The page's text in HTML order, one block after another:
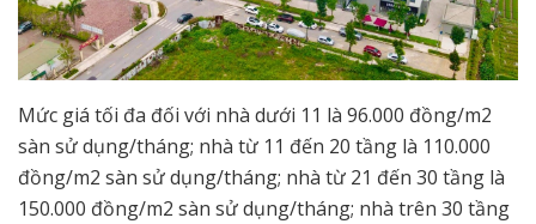
Mức giá tối đa đối với nhà dưới 11 là 96.000 đồng/m2
sàn sử dụng/tháng; nhà từ 11 đến 20 tầng là 110.000
đồng/m2 sàn sử dụng/tháng; nhà từ 21 đến 30 tầng là
150.000 đồng/m2 sàn sử dụng/tháng; nhà trên 30 tầng